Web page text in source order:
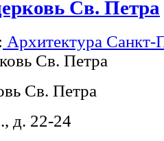
Св. Петра
Архитектура Санкт-
Св. Петра
д. 22-24